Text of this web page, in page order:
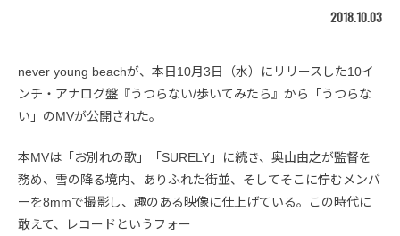
2018.10.03
never young beachが、本日10月3日（水）にリリースした10イ
ンチ・アナログ盤『うつらない/歩いてみたら』から「うつらな
い」のMVが公開された。
本MVは「お別れの歌」「SURELY」に続き、奥山由之が監督を
務め、雪の降る境内、ありふれた街並、そしてそこに佇むメンバ
ーを8mmで撮影し、趣のある映像に仕上げている。この時代に
敢えて、レコードというフォー